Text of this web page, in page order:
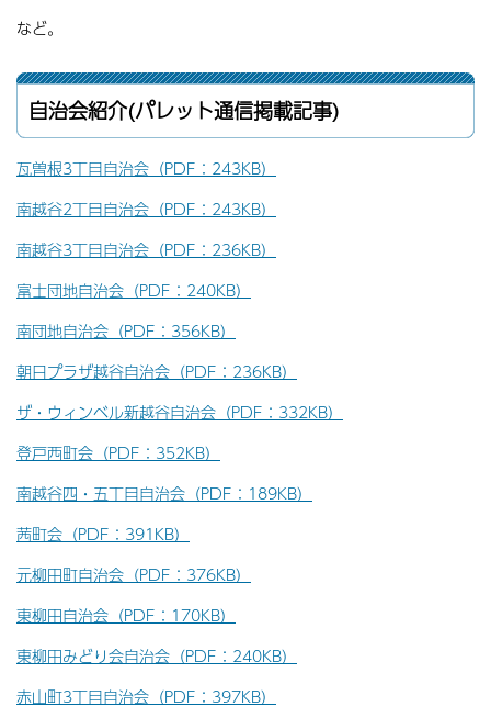
など。
自治会紹介(パレット通信掲載記事)
瓦曽根3丁目自治会（PDF：243KB）
南越谷2丁目自治会（PDF：243KB）
南越谷3丁目自治会（PDF：236KB）
富士団地自治会（PDF：240KB）
南団地自治会（PDF：356KB）
朝日プラザ越谷自治会（PDF：236KB）
ザ・ウィンベル新越谷自治会（PDF：332KB）
登戸西町会（PDF：352KB）
南越谷四・五丁目自治会（PDF：189KB）
茜町会（PDF：391KB）
元柳田町自治会（PDF：376KB）
東柳田自治会（PDF：170KB）
東柳田みどり会自治会（PDF：240KB）
赤山町3丁目自治会（PDF：397KB）